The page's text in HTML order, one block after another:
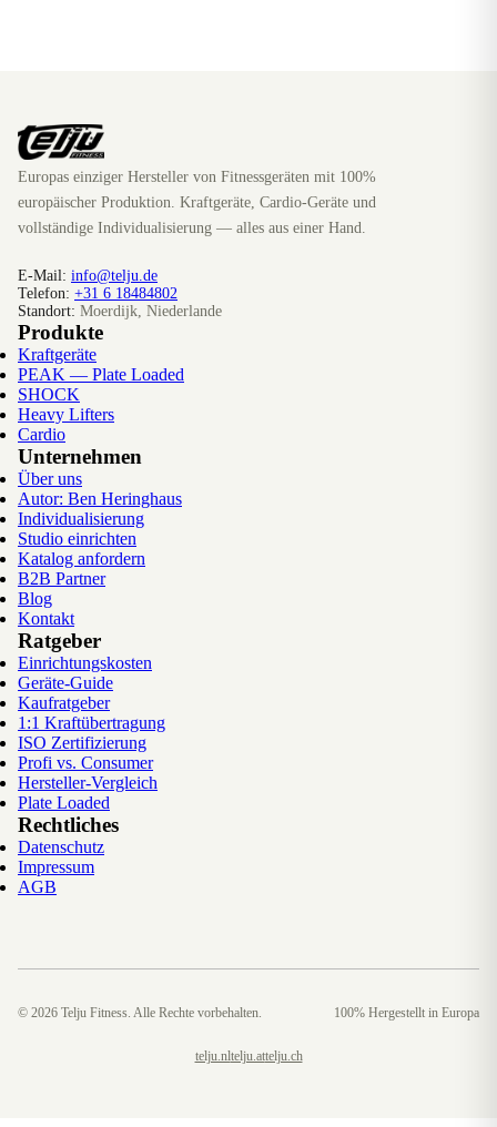
Europas einziger Hersteller von Fitnessgeräten mit 100%
europäischer Produktion. Kraftgeräte, Cardio-Geräte und
vollständige Individualisierung — alles aus einer Hand.
E-Mail: info@telju.de
Telefon: +31 6 18484802
Standort: Moerdijk, Niederlande
Produkte
Kraftgeräte
PEAK — Plate Loaded
SHOCK
Heavy Lifters
Cardio
Unternehmen
Über uns
Autor: Ben Heringhaus
Individualisierung
Studio einrichten
Katalog anfordern
B2B Partner
Blog
Kontakt
Ratgeber
Einrichtungskosten
Geräte-Guide
Kaufratgeber
1:1 Kraftübertragung
ISO Zertifizierung
Profi vs. Consumer
Hersteller-Vergleich
Plate Loaded
Rechtliches
Datenschutz
Impressum
AGB
© 2026 Telju Fitness. Alle Rechte vorbehalten. 100% Hergestellt in Europa
telju.nltelju.attelju.ch